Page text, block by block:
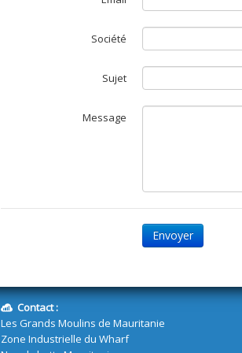
Société
Sujet
Message
Envoyer
Contact :
Les Grands Moulins de Mauritanie
Zone Industrielle du Wharf